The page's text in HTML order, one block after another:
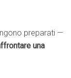
preparati —
una